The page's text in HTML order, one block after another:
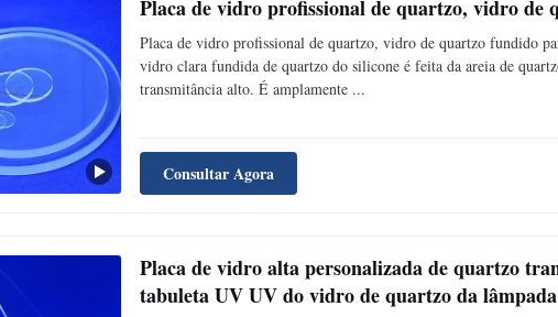
Placa de vidro profissional de quartzo, vidro
Placa de vidro profissional de quartzo, vidro de quartzo fundido
vidro clara fundida de quartzo do silicone é feita da areia de
transmitância alto. É amplamente ...
Consultar Agora
Placa de vidro alta personalizada de quartzo
tabuleta UV UV do vidro de quartzo da